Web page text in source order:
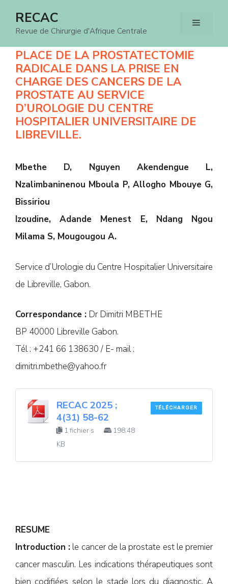
RECAC
Revue de Chirurgie d'Afrique Centrale
Menu
PLACE DE LA PROSTATECTOMIE
RADICALE DANS LA PRISE EN
CHARGE DES CANCERS DE LA
PROSTATE AU SERVICE
D’UROLOGIE DU CENTRE
HOSPITALIER UNIVERSITAIRE DE
LIBREVILLE.
Mbethe D, Nguyen Akendengue L,
Nzalimbaninenou Mboula P, Allogho Mbouye G,
Bissiriou
Izoudine, Adande Menest E, Ndang Ngou
Milama S, Mougougou A.
Service d’Urologie du Centre Hospitalier Universitaire
de Libreville, Gabon.
Correspondance : Dr Dimitri MBETHE
BP 40000 Libreville Gabon.
Tél : +241 66 138630 / E- mail :
dimitri.mbethe@yahoo.fr
RECAC 2025 ;
4(31) 58-62
1 fichier·s
198.48
KB
TÉLÉCHARGER
RESUME
Introduction :le cancer de la prostate est le premier
cancer masculin. Les indications thérapeutiques sont
bien codifiées selon le stade lors du diagnostic. A